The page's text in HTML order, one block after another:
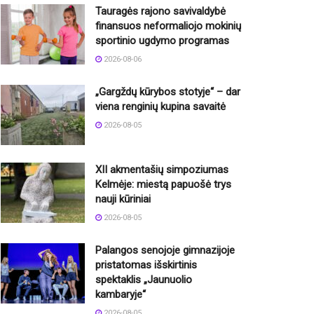
Tauragės rajono savivaldybė
finansuos neformaliojo mokinių
sportinio ugdymo programas
2026-08-06
„Gargždų kūrybos stotyje“ – dar
viena renginių kupina savaitė
2026-08-05
XII akmentašių simpoziumas
Kelmėje: miestą papuošė trys
nauji kūriniai
2026-08-05
Palangos senojoje gimnazijoje
pristatomas išskirtinis
spektaklis „Jaunuolio
kambaryje“